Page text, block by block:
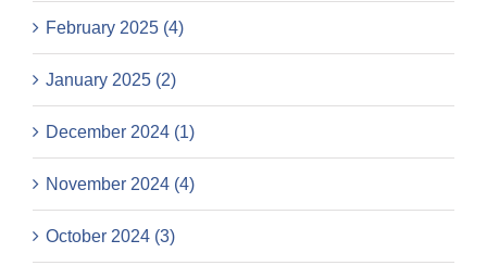
February 2025 (4)
January 2025 (2)
December 2024 (1)
November 2024 (4)
October 2024 (3)